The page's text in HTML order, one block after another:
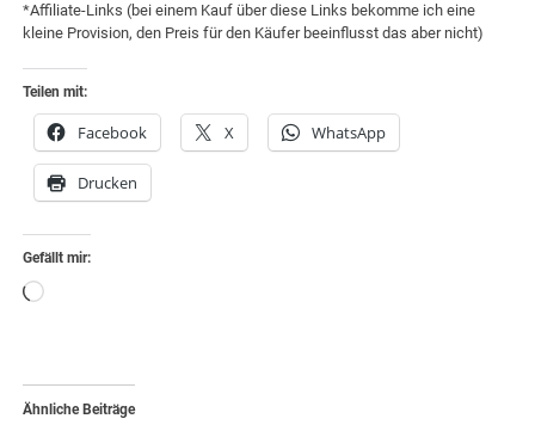
*Affiliate-Links (bei einem Kauf über diese Links bekomme ich eine
kleine Provision, den Preis für den Käufer beeinflusst das aber nicht)
Teilen mit:
Facebook X WhatsApp
Drucken
Gefällt mir:
Wird
Ähnliche Beiträge